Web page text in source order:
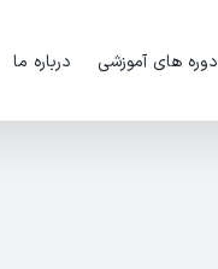
دوره های آموزشی درباره ما